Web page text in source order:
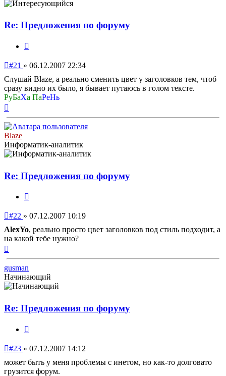
Re: Предложения по форуму
Непрочитанное
#21 » 06.12.2007 22:34
Слушай Blaze, а реально сменить цвет у заголовков тем, чтоб
сразу видно их было, я бывает путаюсь в голом тексте.
РуБаХа ПаРеНь
началу
Blaze
Информатик-аналитик
Re: Предложения по форуму
Непрочитанное
#22 » 07.12.2007 10:19
AlexYo, реально просто цвет заголовков под стиль подходит, а
на какой тебе нужно?
началу
gusman
Начинающий
Re: Предложения по форуму
Непрочитанное
#23 » 07.12.2007 14:12
может быть у меня проблемы с инетом, но как-то долговато
грузится форум.